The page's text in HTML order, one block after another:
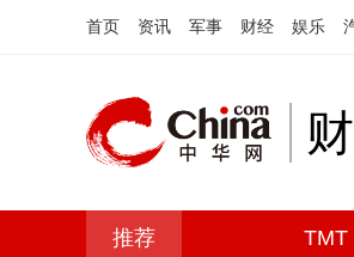
首页 资讯 军事 财经 娱乐
推荐 TMT